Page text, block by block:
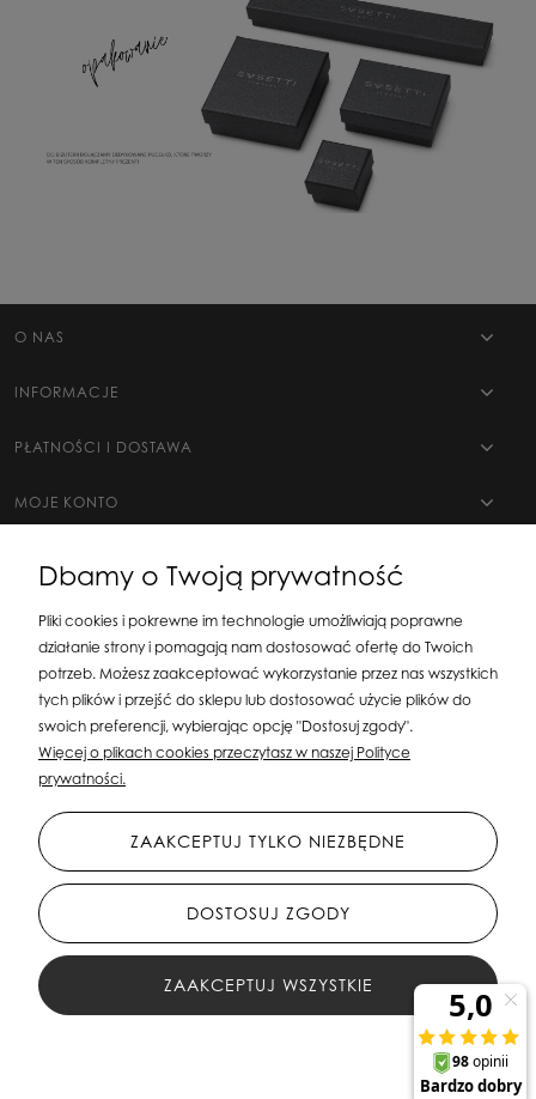
O NAS
INFORMACJE
PŁATNOŚCI I DOSTAWA
MOJE KONTO
Silit Group Maciej Suska
| ul. Astronomów 16, 80-299 Gdańsk, woj. pomorskie
sklepsusetti@gmail.com
Tel.: 508-107-233 | NIP: 5841956567 REGON:
Dbamy o Twoją prywatność
Pliki cookies i pokrewne im technologie umożliwiają poprawne
działanie strony i pomagają nam dostosować ofertę do Twoich
potrzeb. Możesz zaakceptować wykorzystanie przez nas wszystkich
tych plików i przejść do sklepu lub dostosować użycie plików do
swoich preferencji, wybierając opcję "Dostosuj zgody".
Więcej o plikach cookies przeczytasz w naszej Polityce
prywatności.
ZAAKCEPTUJ TYLKO NIEZBĘDNE
DOSTOSUJ ZGODY
ZAAKCEPTUJ WSZYSTKIE